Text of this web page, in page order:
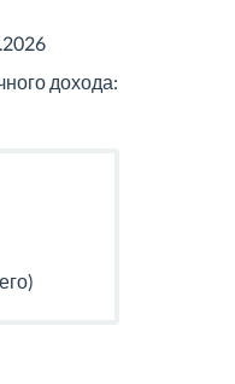
дохода: